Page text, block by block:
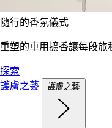
隨行的香氛儀式
重塑的車用擴香讓每段旅
探索
護膚之藝
護膚之藝